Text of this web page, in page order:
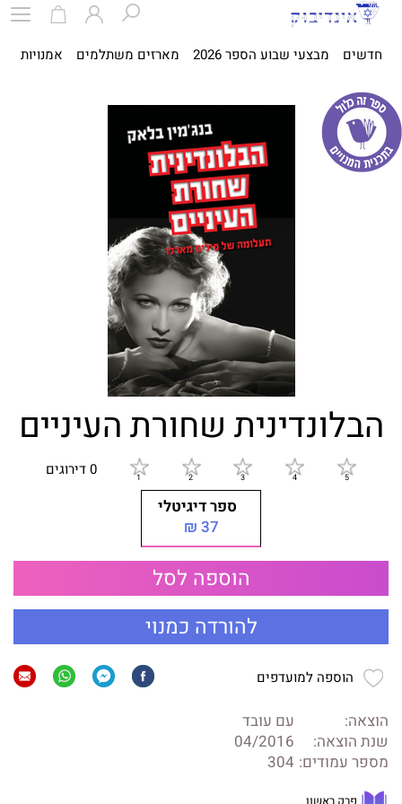
חדשים מבצעי שבוע הספר 2026 מארזים משתלמים אמנויות
הבלונדינית שחורת העיניים
0 דירוגים
ספר דיגיטלי
37 ₪
הוספה לסל
להורדה כמנוי
הוספה למועדפים
הוצאה:
עם עובד
שנת הוצאה:
04/2016
מספר עמודים: 304